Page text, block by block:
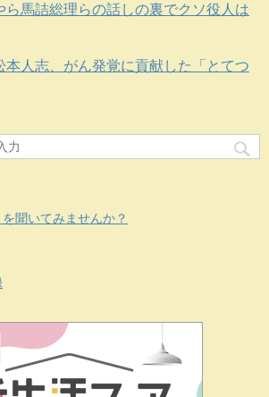
ら馬詰総理らの話しの裏でクソ役人は
本人志、がん発覚に貢献した「とてつ
聞いてみませんか？